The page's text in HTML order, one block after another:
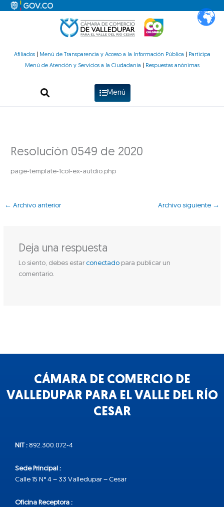
Afiliados| Menú de Transparencia y Acceso a la Información Pública
Participa
Menú de Atención y Servicios a la Ciudadanía
Respuestas anónimas
Menú
Resolución 0549 de 2020
page-template-1col-ex-autdio.php
← Archivo anterior Archivo siguiente →
Deja una respuesta
Lo siento, debes estar conectadopara publicar un
comentario.
CÁMARA DE COMERCIO DE
VALLEDUPAR PARA EL VALLE DEL RÍO
CESAR
NIT : 892.300.072-4
Sede Principal :
Calle 15 N° 4 – 33 Valledupar – Cesar
Oficina Receptora :